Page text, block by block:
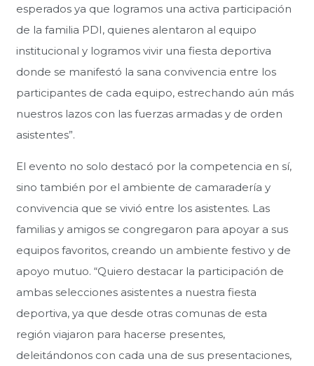
esperados ya que logramos una activa participación
de la familia PDI, quienes alentaron al equipo
institucional y logramos vivir una fiesta deportiva
donde se manifestó la sana convivencia entre los
participantes de cada equipo, estrechando aún más
nuestros lazos con las fuerzas armadas y de orden
asistentes”.
El evento no solo destacó por la competencia en sí,
sino también por el ambiente de camaradería y
convivencia que se vivió entre los asistentes. Las
familias y amigos se congregaron para apoyar a sus
equipos favoritos, creando un ambiente festivo y de
apoyo mutuo. “Quiero destacar la participación de
ambas selecciones asistentes a nuestra fiesta
deportiva, ya que desde otras comunas de esta
región viajaron para hacerse presentes,
deleitándonos con cada una de sus presentaciones,